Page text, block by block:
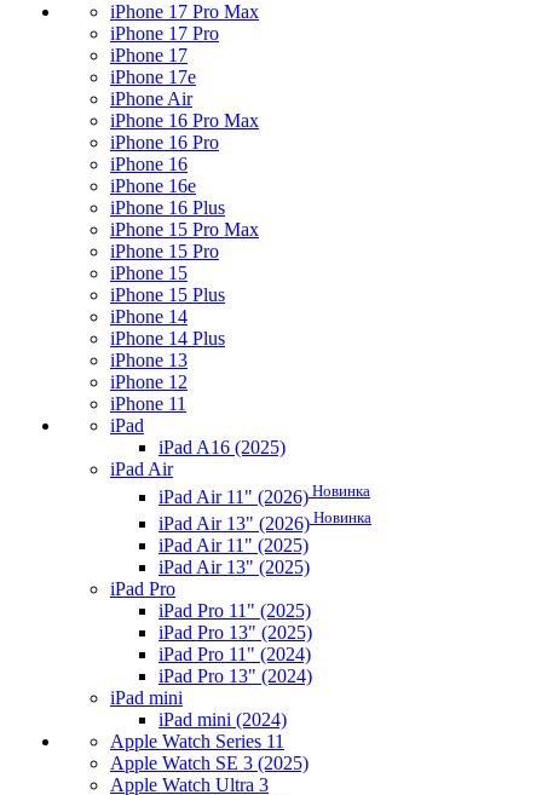
iPhone 17 Pro Max
iPhone 17 Pro
iPhone 17
iPhone 17e
iPhone Air
iPhone 16 Pro Max
iPhone 16 Pro
iPhone 16
iPhone 16e
iPhone 16 Plus
iPhone 15 Pro Max
iPhone 15 Pro
iPhone 15
iPhone 15 Plus
iPhone 14
iPhone 14 Plus
iPhone 13
iPhone 12
iPhone 11
iPad
iPad A16 (2025)
iPad Air
iPad Air 11" (2026) Новинка
iPad Air 13" (2026) Новинка
iPad Air 11" (2025)
iPad Air 13" (2025)
iPad Pro
iPad Pro 11" (2025)
iPad Pro 13" (2025)
iPad Pro 11" (2024)
iPad Pro 13" (2024)
iPad mini
iPad mini (2024)
Apple Watch Series 11
Apple Watch SE 3 (2025)
Apple Watch Ultra 3